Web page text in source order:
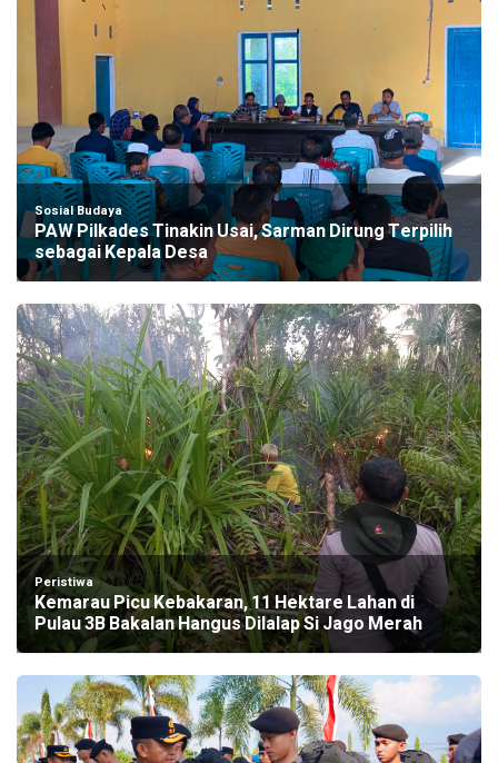
Sosial Budaya
PAW Pilkades Tinakin Usai, Sarman Dirung Terpilih
sebagai Kepala Desa
Peristiwa
Kemarau Picu Kebakaran, 11 Hektare Lahan di
Pulau 3B Bakalan Hangus Dilalap Si Jago Merah